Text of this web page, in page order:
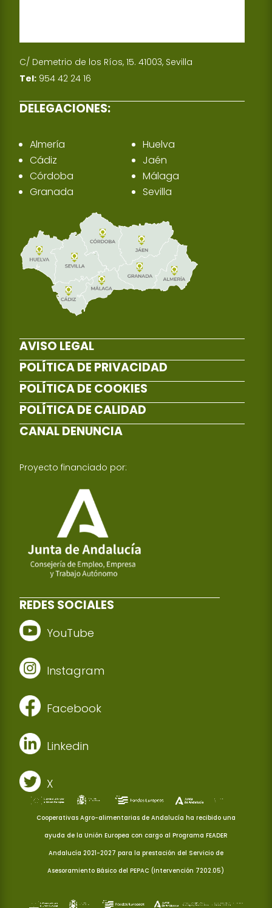
C/ Demetrio de los Ríos, 15. 41003, Sevilla
Tel: 954 42 24 16
DELEGACIONES:
Almería
Cádiz
Córdoba
Granada
Huelva
Jaén
Málaga
Sevilla
AVISO LEGAL
POLÍTICA DE PRIVACIDAD
POLÍTICA DE COOKIES
POLÍTICA DE CALIDAD
CANAL DENUNCIA
Proyecto financiado por:
REDES SOCIALES
YouTube
Instagram
Facebook
Linkedin
X
Cooperativas Agro-alimentarias de Andalucía ha recibido una
ayuda de la Unión Europea con cargo al Programa FEADER
Andalucía 2021-2027 para la prestación del Servicio de
Asesoramiento Básico del PEPAC (Intervención 7202.05)